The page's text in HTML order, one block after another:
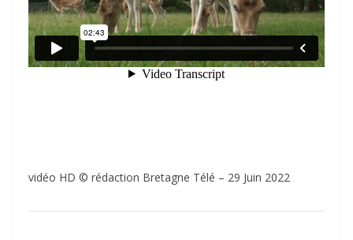
vidéo HD © rédaction Bretagne Télé – 29 Juin 2022